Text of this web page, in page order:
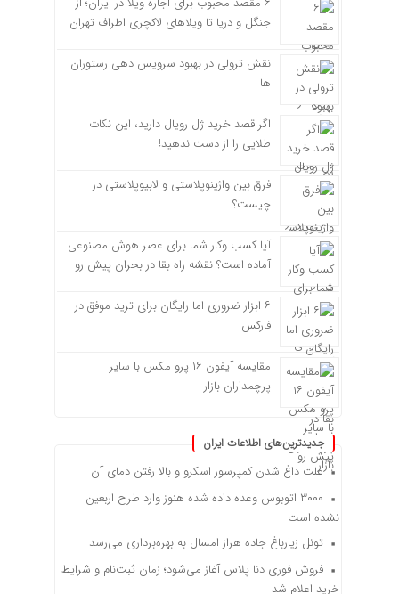
جنگل و دریا تا ویلاهای لاکچری اطراف تهران
نقش ترولی در بهبود سرویس دهی رستوران
ها
اگر قصد خرید ژل رویال دارید، این نکات
طلایی را از دست ندهید!
فرق بین واژینوپلاستی و لابیوپلاستی در
چیست؟
آیا کسب وکار شما برای عصر هوش مصنوعی
آماده است؟ نقشه راه بقا در بحران پیش رو
۶ ابزار ضروری اما رایگان برای ترید موفق در
فارکس
مقایسه آیفون ۱۶ پرو مکس با سایر
پرچمداران بازار
جدیدترین‌های اطلاعات ایران
علت داغ شدن کمپرسور اسکرو و بالا رفتن دمای آن
۳۰۰۰ اتوبوس وعده داده شده هنوز وارد طرح اربعین
نشده است
تونل زیارباغ جاده هراز امسال به بهره‌برداری می‌رسد
فروش فوری دنا پلاس آغاز می‌شود؛ زمان ثبت‌نام و شرایط
خرید اعلام شد